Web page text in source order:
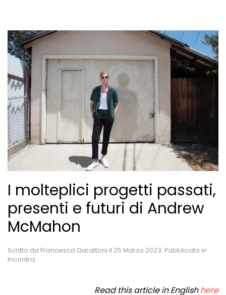
I molteplici progetti passati,
presenti e futuri di Andrew
McMahon
Scritto da Francesca Garattoni il 25 Marzo 2023. Pubblicato in
Incontra.
Read this article in Englishhere